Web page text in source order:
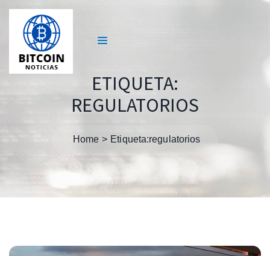
ETIQUETA:
REGULATORIOS
Home Etiqueta:regulatorios